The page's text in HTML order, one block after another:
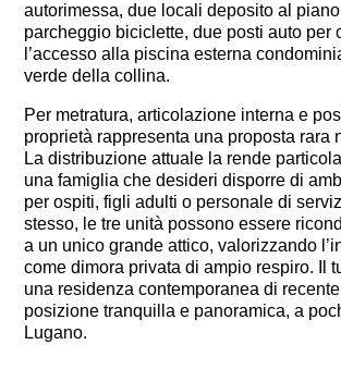
autorimessa, due locali deposito al
parcheggio biciclette, due posti auto per
l’accesso alla piscina esterna
verde della collina.
Per metratura, articolazione interna e
proprietà rappresenta una proposta rara
La distribuzione attuale la rende
una famiglia che desideri disporre di
per ospiti, figli adulti o personale di
stesso, le tre unità possono essere
a un unico grande attico, valorizzando
come dimora privata di ampio respiro. Il
una residenza contemporanea di
posizione tranquilla e panoramica, a
Lugano.